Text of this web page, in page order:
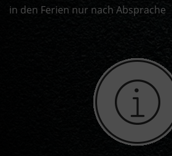
in den Ferien nur nach Absprache